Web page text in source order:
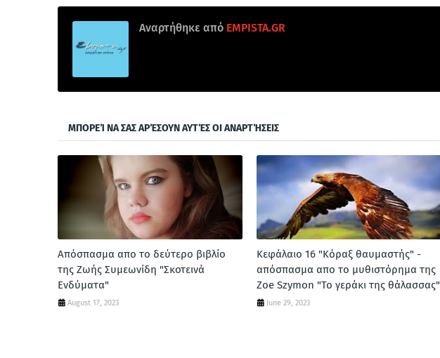
Αναρτήθηκε από EMPISTA.GR
ΜΠΟΡΕΊ ΝΑ ΣΑΣ ΑΡΈΣΟΥΝ ΑΥΤΈΣ ΟΙ ΑΝΑΡΤΉΣΕΙΣ
Απόσπασμα απο το δεύτερο βιβλίο
της Ζωής Συμεωνίδη "Σκοτεινά
Ενδύματα"
August 17, 2023
Κεφάλαιο 16 "Κόραξ θαυμαστής" -
απόσπασμα απο το μυθιστόρημα της
Zoe Szymon "Το γεράκι της θάλασσας"
June 29, 2023